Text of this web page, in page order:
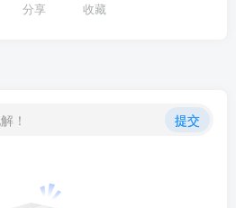
分享 收藏
！ 提交